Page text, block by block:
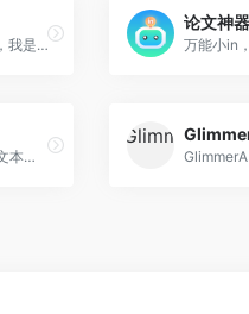
阿里巴巴旗下AI工具，我是通...
论文神
支持一句话主题，长文本和上传文件生成PPT